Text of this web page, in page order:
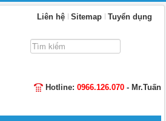
Liên hệ Sitemap Tuyển dụng
Tìm
kiếm...
Hotline: 0966.126.070 - Mr.Tuấn